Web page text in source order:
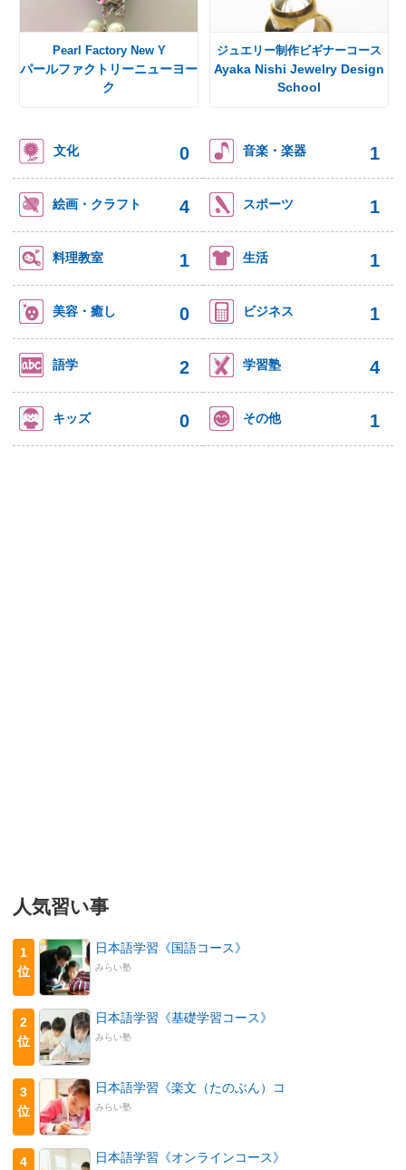
Pearl Factory New Y
パールファクトリーニューヨー
ク
ジュエリー制作ビギナーコース
Ayaka Nishi Jewelry Design
School
文化 0 音楽・楽器 1
絵画・クラフト 4 スポーツ 1
料理教室 1 生活 1
美容・癒し 0 ビジネス 1
語学 2 学習塾 4
キッズ 0 その他 1
人気習い事
1
位
日本語学習《国語コース》
みらい塾
2
位
日本語学習《基礎学習コース》
みらい塾
3
位
日本語学習《楽文（たのぶん）コ
みらい塾
4
日本語学習《オンラインコース》